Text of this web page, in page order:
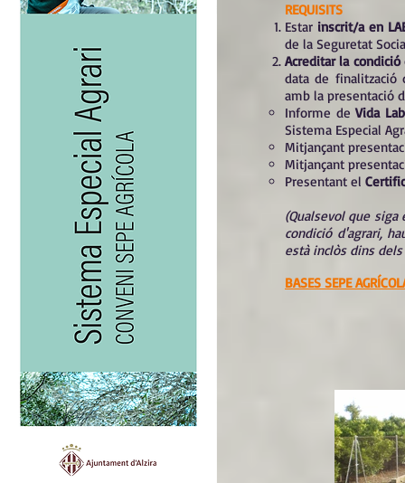
REQUISITS
Estar inscrit/a en
de la Seguretat
Acreditar la
data de finalització
amb la presentació
Informe deVida
Sistema Especial
Mitjançant
Mitjançant
Presentant el
(Qualsevol que
condició d'agrari,
està inclòs dins
BASES SEPE